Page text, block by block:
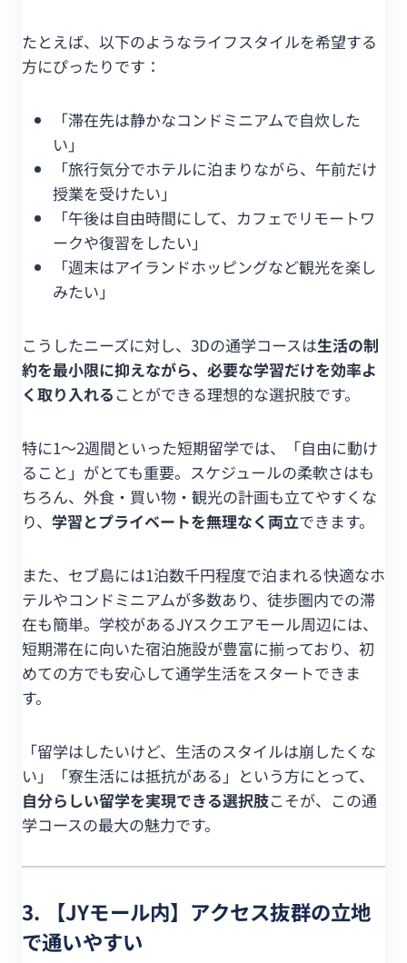
たとえば、以下のようなライフスタイルを希望する
方にぴったりです：
「滞在先は静かなコンドミニアムで自炊した
い」
「旅行気分でホテルに泊まりながら、午前だけ
授業を受けたい」
「午後は自由時間にして、カフェでリモートワ
ークや復習をしたい」
「週末はアイランドホッピングなど観光を楽し
みたい」
こうしたニーズに対し、3Dの通学コースは生活の制
約を最小限に抑えながら、必要な学習だけを効率よ
く取り入れる ことができる理想的な選択肢です。
特に1〜2週間といった短期留学では、「自由に動け
ること」がとても重要。スケジュールの柔軟さはも
ちろん、外食・買い物・観光の計画も立てやすくな
り、 学習とプライベートを無理なく両立できます。
また、セブ島には1泊数千円程度で泊まれる快適なホ
テルやコンドミニアムが多数あり、徒歩圏内での滞
在も簡単。学校があるJYスクエアモール周辺には、
短期滞在に向いた宿泊施設が豊富に揃っており、初
めての方でも安心して通学生活をスタートできま
す。
「留学はしたいけど、生活のスタイルは崩したくな
い」「寮生活には抵抗がある」という方にとって、
自分らしい留学を実現できる選択肢こそが、この通
学コースの最大の魅力です。
3. 【JYモール内】アクセス抜群の立地
で通いやすい